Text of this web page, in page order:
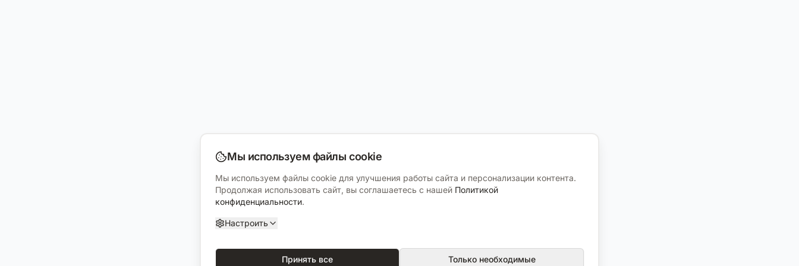
Мы используем файлы cookie
Мы используем файлы cookie для улучшения работы сайта и персонализации контента.
Продолжая использовать сайт, вы соглашаетесь с нашей Политикой
конфиденциальности.
Настроить
Принять все Только необходимые